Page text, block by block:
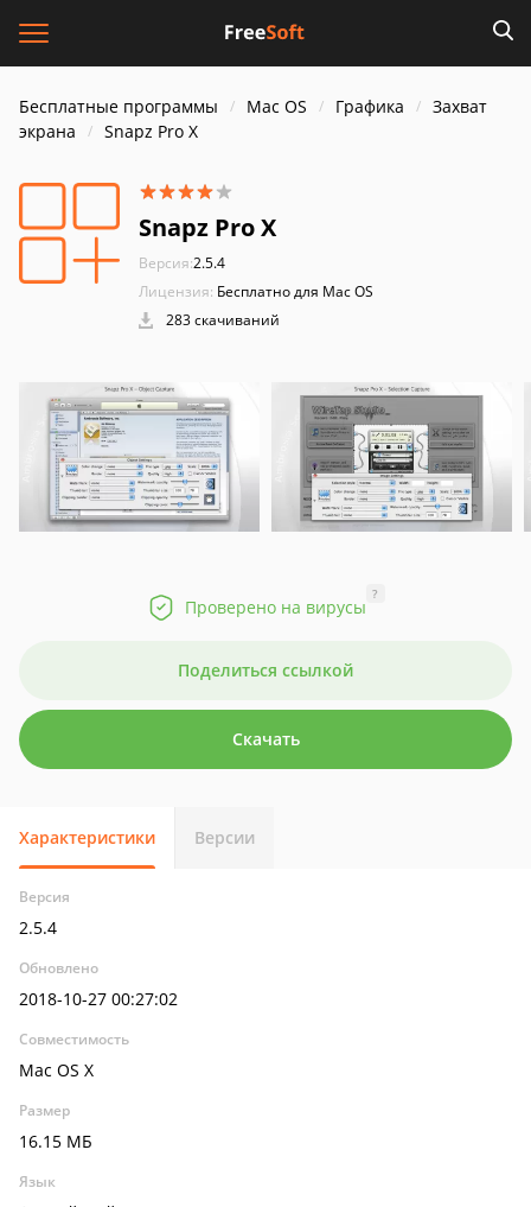
Бесплатные программы Mac OS Графика
Захват
экрана
Snapz Pro X
Snapz Pro X
Версия:2.5.4
Лицензия: Бесплатно для Mac OS
283 скачиваний
Проверено на вирусы
?
Поделиться ссылкой
Скачать
Характеристики Версии
Версия
2.5.4
Обновлено
2018-10-27 00:27:02
Совместимость
Mac OS X
Размер
16.15 МБ
Язык